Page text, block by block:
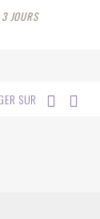
JOURS
SUR